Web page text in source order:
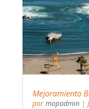
Mejoramiento
pormopadmin|
Obra terminada
a la comunidad.